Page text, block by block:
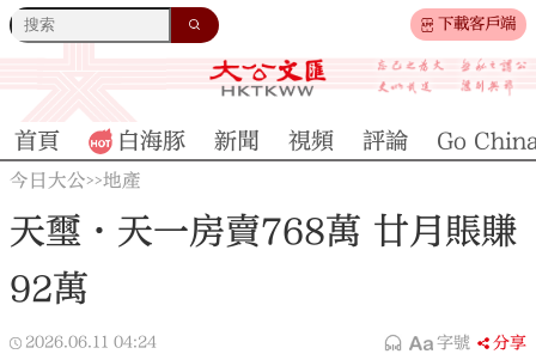
下載客戶端
首頁 白海豚 新聞 視頻 評論 Go
今日大公>>地產
天璽·天一房賣768萬 廿月賬賺
92萬
2026.06.11 04:24 字號 分享